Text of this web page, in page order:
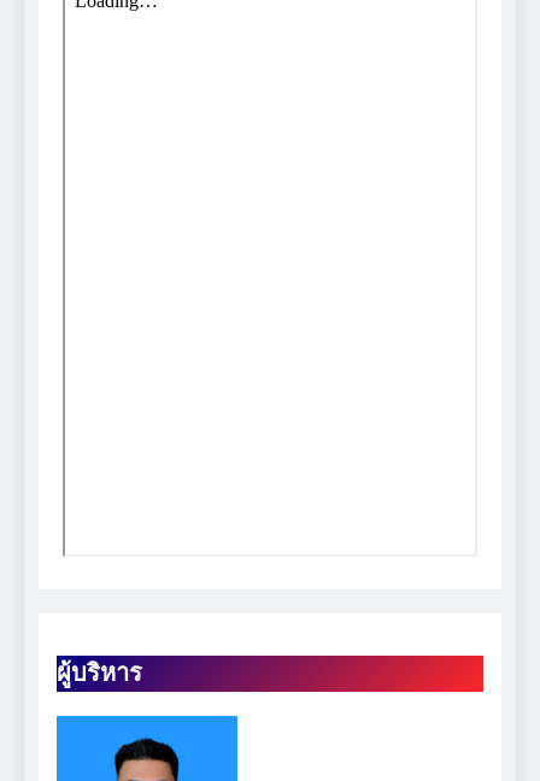
ผู้บริหาร